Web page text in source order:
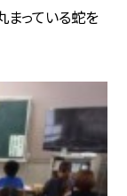
まっている蛇を